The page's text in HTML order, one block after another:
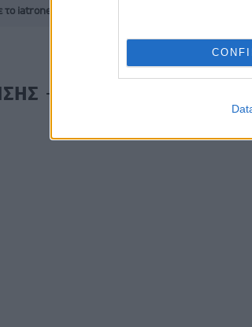
το iatronet.gr στο Discover